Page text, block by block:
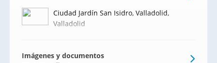
Ciudad Jardín San Isidro, Valladolid,
Valladolid
Imágenes y documentos